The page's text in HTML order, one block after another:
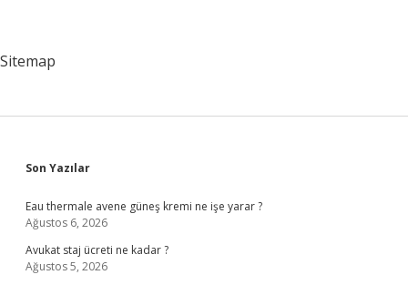
Sitemap
Sidebar
Son Yazılar
Eau thermale avene güneş kremi ne işe yarar ?
Ağustos 6, 2026
Avukat staj ücreti ne kadar ?
Ağustos 5, 2026